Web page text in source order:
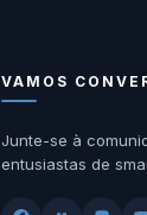
VAMOS
Junte-se à
entusiastas de